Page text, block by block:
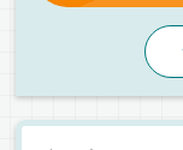
愛車手
中
長距離
送迎バ